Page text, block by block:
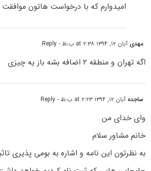
امیدوارم که با درخواست هاتون
مهدی آبان ۱۲, ۱۳۹۴ at ۲:۳۸ ب٫ظ - Reply
اگه تهران و منطقه ۲ اضافه بشه باز یه چیزی
ساجده آبان ۱۲, ۱۳۹۴ at ۲:۲۳ ب٫ظ - Reply
وای خدای من
خانم مشاور سلام
به نظرتون این نامه و اشاره به بومی پذیری